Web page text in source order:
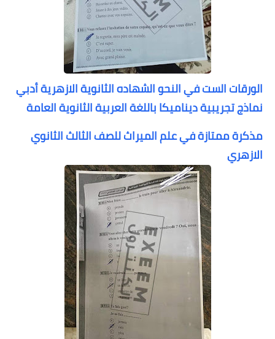
الورقات الست في النحو الشهاده الثانوية الازهرية أدبي
نماذج تجريبية ديناميكا باللغة العربية الثانوية العامة
مذكرة ممتازة في علم الميراث للصف الثالث الثانوي
الازهري